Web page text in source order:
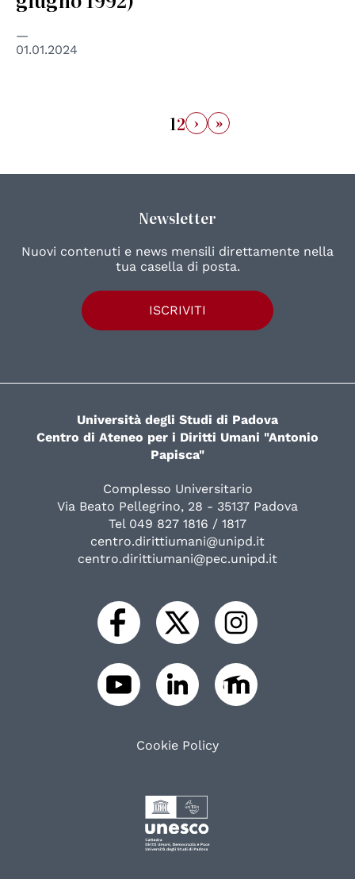
01.01.2024
12 › »
Newsletter
Nuovi contenuti e news mensili direttamente nella
tua casella di posta.
ISCRIVITI
Università degli Studi di Padova
Centro di Ateneo per i Diritti Umani "Antonio
Papisca"
Complesso Universitario
Via Beato Pellegrino, 28 - 35137 Padova
Tel 049 827 1816 / 1817
centro.dirittiumani@unipd.it
centro.dirittiumani@pec.unipd.it
Cookie Policy